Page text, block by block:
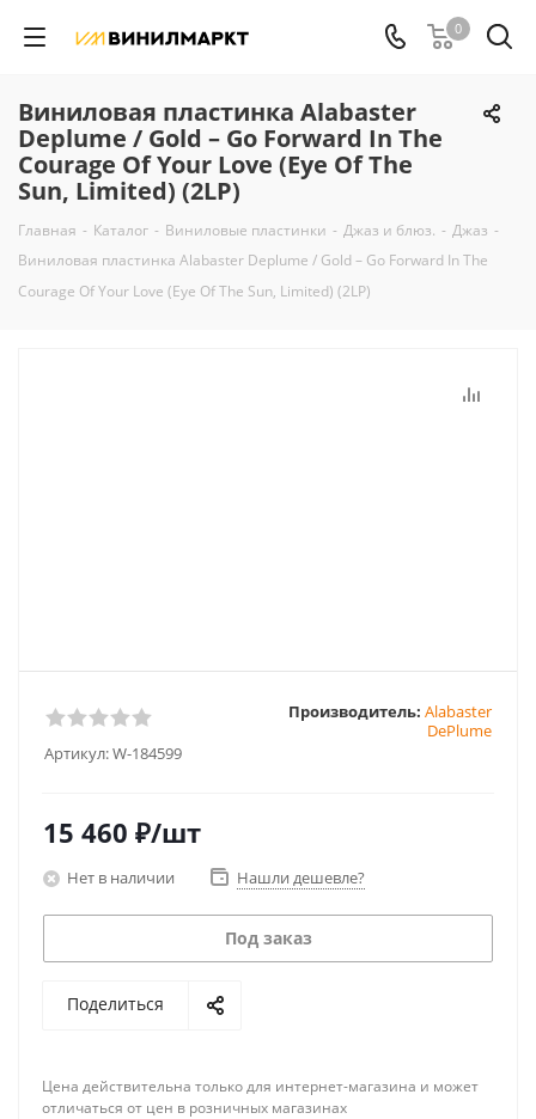
0
Виниловая пластинка Alabaster
Deplume / Gold – Go Forward In The
Courage Of Your Love (Eye Of The
Sun, Limited) (2LP)
Главная - Каталог - Виниловые пластинки - Джаз и блюз. - Джаз -
Виниловая пластинка Alabaster Deplume / Gold – Go Forward In The
Courage Of Your Love (Eye Of The Sun, Limited) (2LP)
Артикул:W-184599
Производитель: Alabaster
DePlume
15 460 ₽/шт
Нет в наличии Нашли дешевле?
Под заказ
Поделиться
Цена действительна только для интернет-магазина и может
отличаться от цен в розничных магазинах